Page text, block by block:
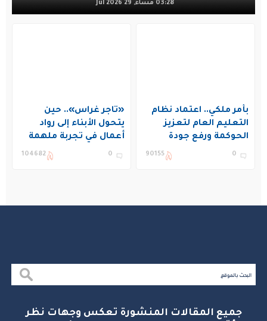
03:28 مساءً, 29 Jul 2026
بأمر ملكي.. اعتماد نظام
التعليم العام لتعزيز
الحوكمة ورفع جودة
التعليم في المملكة
0
90155
«تاجر غراس».. حين
يتحول الأبناء إلى رواد
أعمال في تجربة ملهمة
بنادي غراس الصيفي
0
104682
جميع المقالات المنشورة تعكس وجهات نظر